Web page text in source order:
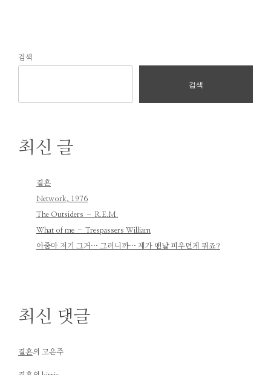
검색
검색
최신 글
결혼
Network, 1976
The Outsiders – R.E.M.
What of me – Trespassers William
아줌마 저기 그거… 그러니까… 제가 맨날 피우던게 뭐죠?
최신 댓글
결혼의 고은주